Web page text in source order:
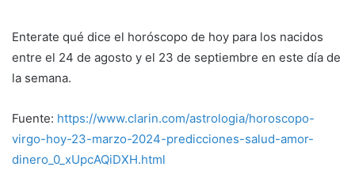
Enterate qué dice el horóscopo de hoy para los nacidos
entre el 24 de agosto y el 23 de septiembre en este día de
la semana.
Fuente: https://www.clarin.com/astrologia/horoscopo-
virgo-hoy-23-marzo-2024-predicciones-salud-amor-
dinero_0_xUpcAQiDXH.html